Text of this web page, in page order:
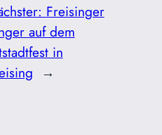
Freisinger
auf dem
in
→